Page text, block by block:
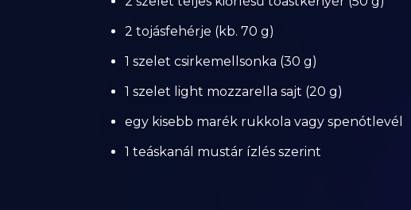
2 tojásfehérje (kb. 70 g)
1 szelet csirkemellsonka (30 g)
1 szelet light mozzarella sajt (20 g)
egy kisebb marék rukkola vagy spenótlevél
1 teáskanál mustár ízlés szerint